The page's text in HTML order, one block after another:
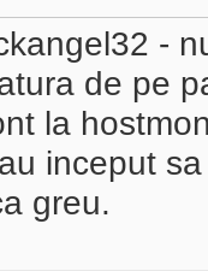
-
de pe
la
inceput
greu.